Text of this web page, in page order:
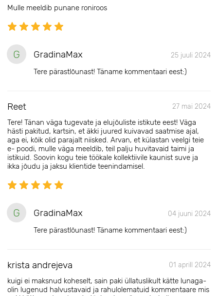
Mulle meeldib punane roniroos
G GradinaMax 25 juuli 2024
Tere pärastlõunast! Täname kommentaari eest:)
Reet 27 mai 2024
Tere! Tänan väga tugevate ja elujõuliste istikute eest! Väga
hästi pakitud, kartsin, et äkki juured kuivavad saatmise ajal,
aga ei, kõik olid parajalt niisked. Arvan, et külastan veelgi teie
e- poodi, mulle väga meeldib, teil palju huvitavaid taimi ja
istikuid. Soovin kogu teie töökale kollektiivile kaunist suve ja
ikka jõudu ja jaksu klientide teenindamisel.
G GradinaMax 04 juuni 2024
Tere pärastlõunast! Täname kommentaari eest:)
krista andrejeva 01 aprill 2024
kuigi ei maksnud koheselt, sain paki üllatuslikult kätte lunaga-
olin lugenud halvustavaid ja rahulolematuid kommentaare mis